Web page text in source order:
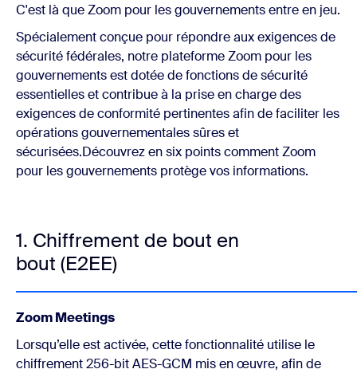
C'est là que Zoom pour les gouvernements entre en jeu.
Spécialement conçue pour répondre aux exigences de
sécurité fédérales, notre plateforme Zoom pour les
gouvernements est dotée de fonctions de sécurité
essentielles et contribue à la prise en charge des
exigences de conformité pertinentes afin de faciliter les
opérations gouvernementales sûres et
sécurisées.Découvrez en six points comment Zoom
pour les gouvernements protège vos informations.
1. Chiffrement de bout en
bout (E2EE)
Zoom Meetings
Lorsqu’elle est activée, cette fonctionnalité utilise le
chiffrement 256-bit AES-GCM mis en œuvre, afin de